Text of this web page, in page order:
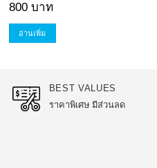
800 บาท
อ่านเพิ่ม
BEST VALUES
ราคาพิเศษ มีส่วนลด